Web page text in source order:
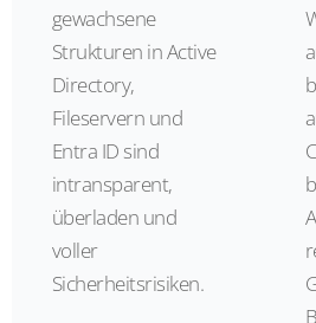
gewachsene
Strukturen in Active
Directory,
Fileservern und
Entra ID sind
intransparent,
überladen und
voller
Sicherheitsrisiken.